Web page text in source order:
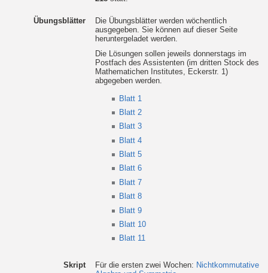
Übungsblätter
Die Übungsblätter werden wöchentlich
ausgegeben. Sie können auf dieser Seite
heruntergeladet werden.
Die Lösungen sollen jeweils donnerstags im
Postfach des Assistenten (im dritten Stock des
Mathematichen Institutes, Eckerstr. 1)
abgegeben werden.
Blatt 1
Blatt 2
Blatt 3
Blatt 4
Blatt 5
Blatt 6
Blatt 7
Blatt 8
Blatt 9
Blatt 10
Blatt 11
Skript Für die ersten zwei Wochen: Nichtkommutative